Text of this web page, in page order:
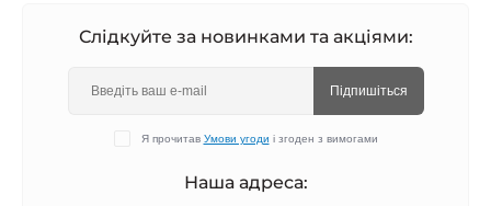
стиль і зробить манікюр бездоганним.
Слідкуйте за новинками та акціями:
Підпишіться
Я прочитав Умови угоди і згоден з вимогами
Наша адреса: